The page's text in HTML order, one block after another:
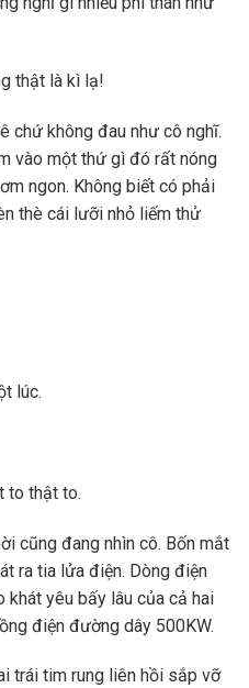
thật là kì lạ!
chứ không đau như cô nghĩ.
vào một thứ gì đó rất nóng
ngon. Không biết có phải
thè cái lưỡi nhỏ liếm thử
lúc.
to thật to.
cũng đang nhìn cô. Bốn mắt
ra tia lửa điện. Dòng điện
yêu bấy lâu của cả hai
điện đường dây 500KW.
trái tim rung liên hồi sắp vỡ